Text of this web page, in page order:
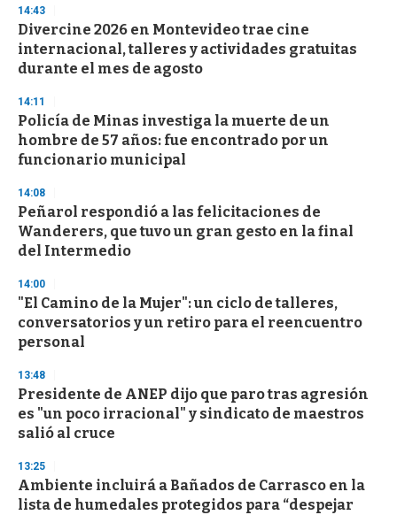
s
e
c
o
n
s
14:43
Divercine 2026 en Montevideo trae cine
internacional, talleres y actividades gratuitas
durante el mes de agosto
14:11
Policía de Minas investiga la muerte de un
hombre de 57 años: fue encontrado por un
funcionario municipal
14:08
Peñarol respondió a las felicitaciones de
Wanderers, que tuvo un gran gesto en la final
del Intermedio
14:00
"El Camino de la Mujer": un ciclo de talleres,
conversatorios y un retiro para el reencuentro
personal
13:48
Presidente de ANEP dijo que paro tras agresión
es "un poco irracional" y sindicato de maestros
salió al cruce
13:25
Ambiente incluirá a Bañados de Carrasco en la
lista de humedales protegidos para “despejar